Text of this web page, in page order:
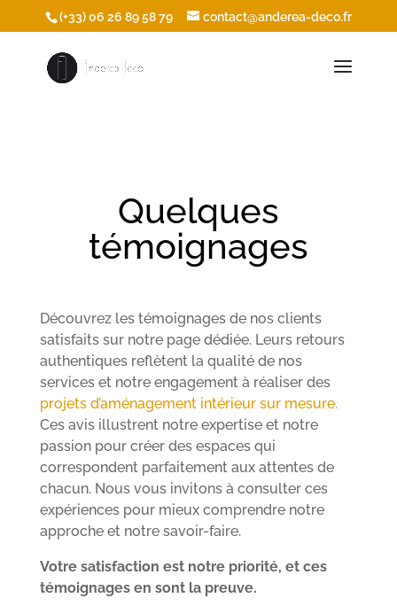
/* Ouvrir les icônes du footer dans une nouvelle fenêtre */
(+33) 06 26 89 58 79 contact@anderea-deco.fr
Quelques
témoignages
Découvrez les témoignages de nos clients
satisfaits sur notre page dédiée. Leurs retours
authentiques reflètent la qualité de nos
services et notre engagement à réaliser des
projets d’aménagement intérieur sur mesure.
Ces avis illustrent notre expertise et notre
passion pour créer des espaces qui
correspondent parfaitement aux attentes de
chacun. Nous vous invitons à consulter ces
expériences pour mieux comprendre notre
approche et notre savoir-faire.
Votre satisfaction est notre priorité, et ces
témoignages en sont la preuve.